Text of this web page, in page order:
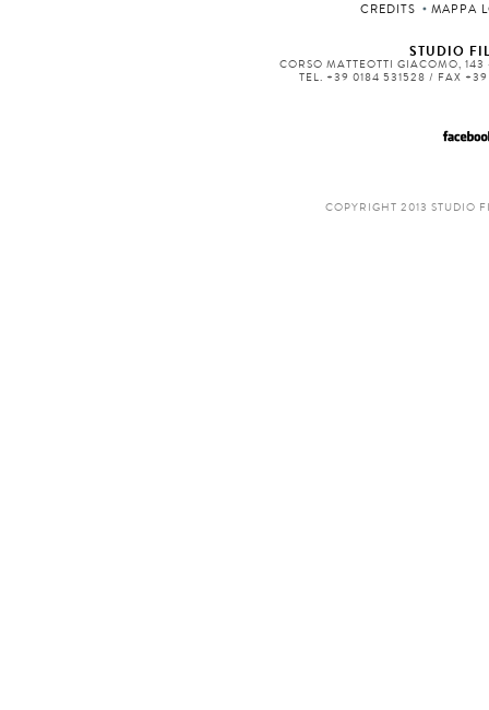
CREDITS MAPPA
STUDIO
CORSO MATTEOTTI GIACOMO,
TEL. +39 0184 531528 / FAX
COPYRIGHT 2013 STUDIO